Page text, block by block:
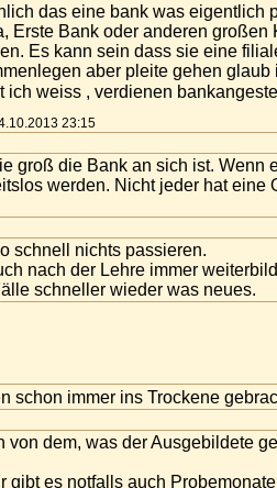
das eine bank was eigentlich
Erste Bank oder anderen
Es kann sein dass sie eine
aber pleite gehen
ich weiss , verdienen
23:15
groß die Bank an sich ist.
werden. Nicht jeder hat
schnell nichts passieren.
nach der Lehre immer
schneller wieder was neues.
schon immer ins Trockene
von dem, was der Ausgebildete
gibt es notfalls auch